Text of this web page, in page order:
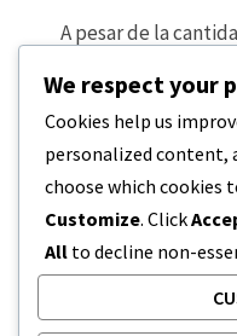
A pesar de la
conocido como
LECTURA DE 5 MINUTOS
We respect your
Cookies help us
personalized content,
choose which cookies
Customize. Click
All to decline non-